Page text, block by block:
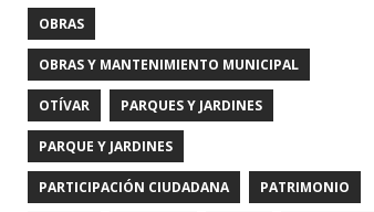
OBRAS
OBRAS Y MANTENIMIENTO MUNICIPAL
OTÍVAR PARQUES Y JARDINES
PARQUE Y JARDINES
PARTICIPACIÓN CIUDADANA PATRIMONIO